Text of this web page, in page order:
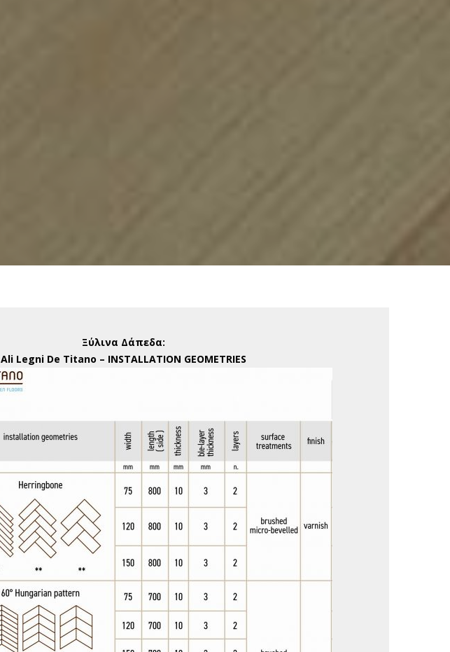
Ξύλινα Δάπεδα:
Ali Legni De Titano – INSTALLATION GEOMETRIES